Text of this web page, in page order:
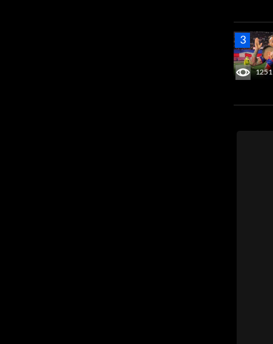
1251